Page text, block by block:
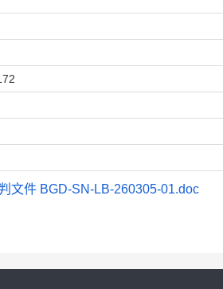
文件 BGD-SN-LB-260305-01.doc